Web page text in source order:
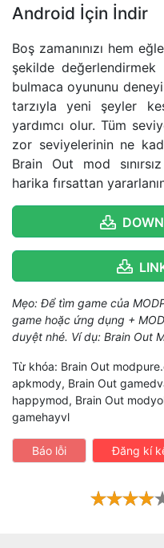
Android İçin İndir
Boş zamanınızı hem
şekilde değerlendirmek
bulmaca oyununu
tarzıyla yeni şeyler
yardımcı olur. Tüm
zor seviyelerinin ne
Brain Out mod
harika fırsattan
Mẹo: Để tìm game của
game hoặc ứng dụng +
duyệt nhé. Ví dụ: Brain Out
Từ khóa: Brain Out
apkmody, Brain Out
happymod, Brain Out
gamehayvl
Báo lỗi Đăng kí